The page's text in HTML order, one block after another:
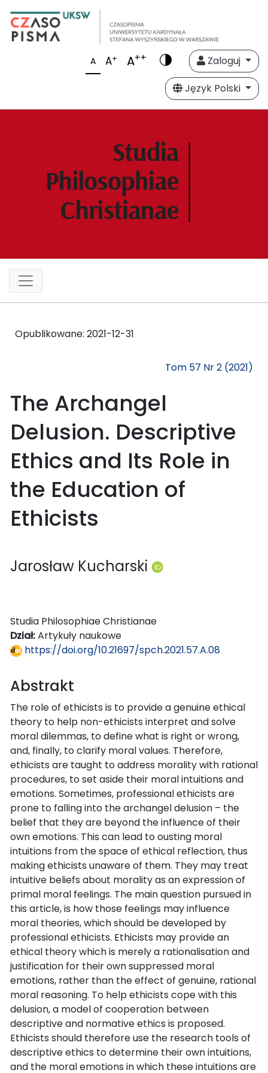
A A+ A++
Zaloguj
Język Polski
Opublikowane: 2021-12-31
Tom 57 Nr 2 (2021)
The Archangel
Delusion. Descriptive
Ethics and Its Role in
the Education of
Ethicists
Jarosław Kucharski
Studia Philosophiae Christianae
Dział:Artykuły naukowe
https://doi.org/10.21697/spch.2021.57.A.08
Abstrakt
The role of ethicists is to provide a genuine ethical
theory to help non-ethicists interpret and solve
moral dilemmas, to define what is right or wrong,
and, finally, to clarify moral values. Therefore,
ethicists are taught to address morality with rational
procedures, to set aside their moral intuitions and
emotions. Sometimes, professional ethicists are
prone to falling into the archangel delusion – the
belief that they are beyond the influence of their
own emotions. This can lead to ousting moral
intuitions from the space of ethical reflection, thus
making ethicists unaware of them. They may treat
intuitive beliefs about morality as an expression of
primal moral feelings. The main question pursued in
this article, is how those feelings may influence
moral theories, which should be developed by
professional ethicists. Ethicists may provide an
ethical theory which is merely a rationalisation and
justification for their own suppressed moral
emotions, rather than the effect of genuine, rational
moral reasoning. To help ethicists cope with this
delusion, a model of cooperation between
descriptive and normative ethics is proposed.
Ethicists should therefore use the research tools of
descriptive ethics to determine their own intuitions,
and the moral emotions in which these intuitions are